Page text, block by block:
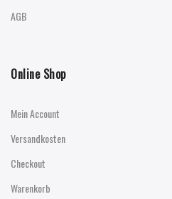
AGB
Online Shop
Mein Account
Versandkosten
Checkout
Warenkorb